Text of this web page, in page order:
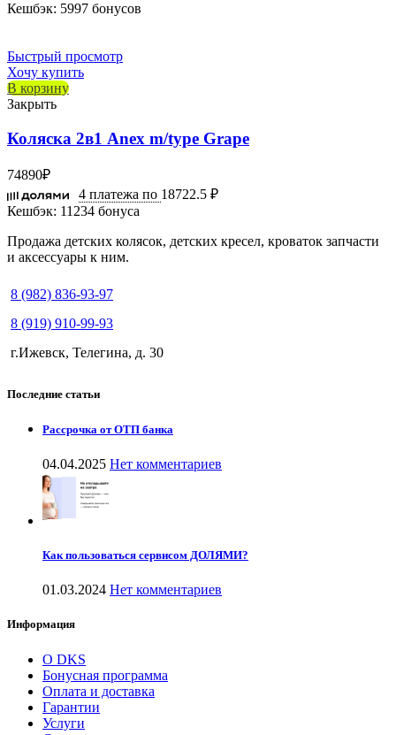
Кешбэк: 5997 бонусов
Быстрый просмотр
Хочу купить
В корзину
Закрыть
Коляска 2в1 Anex m/type Grape
74890₽
4 платежа по 18722.5 ₽
Кешбэк: 11234 бонуса
Продажа детских колясок, детских кресел, кроваток запчасти
и аксессуары к ним.
8 (982) 836-93-97
8 (919) 910-99-93
г.Ижевск, Телегина, д. 30
Последние статьи
Рассрочка от ОТП банка
04.04.2025 Нет комментариев
Как пользоваться сервисом ДОЛЯМИ?
01.03.2024 Нет комментариев
Информация
О DKS
Бонусная программа
Оплата и доставка
Гарантии
Услуги